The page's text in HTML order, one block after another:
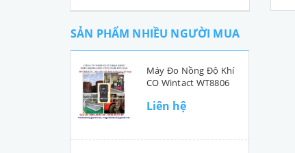
SẢN PHẨM NHIỀU NGƯỜI MUA
Máy Đo Nồng Độ Khí
CO Wintact WT8806
Liên hệ